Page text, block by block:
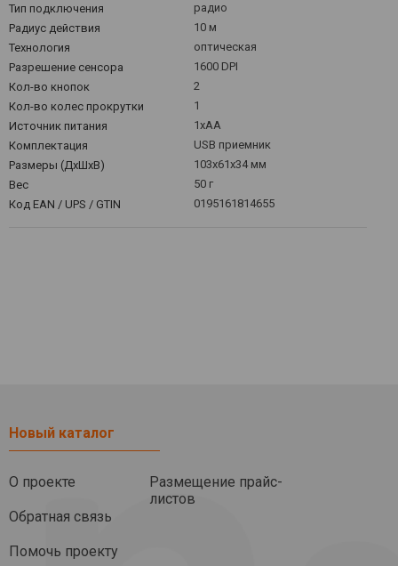
Тип подключения
радио
Радиус действия
10 м
Технология
оптическая
Разрешение сенсора
1600 DPI
Кол-во кнопок
2
Кол-во колес прокрутки
1
Источник питания
1xAA
Комплектация
USB приемник
Размеры (ДхШхВ)
103x61x34 мм
Вес
50 г
Код EAN / UPS / GTIN
0195161814655
Новый каталог
О проекте
Обратная связь
Помочь проекту
Размещение прайс-
листов